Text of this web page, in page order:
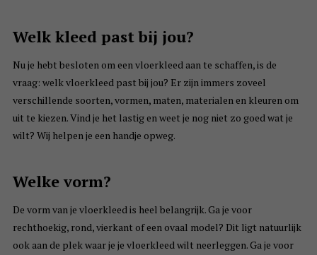
Welk kleed past bij jou?
Nu je hebt besloten om een vloerkleed aan te schaffen, is de
vraag: welk vloerkleed past bij jou? Er zijn immers zoveel
verschillende soorten, vormen, maten, materialen en kleuren om
uit te kiezen. Vind je het lastig en weet je nog niet zo goed wat je
wilt? Wij helpen je een handje opweg.
Welke vorm?
De vorm van je vloerkleed is heel belangrijk. Ga je voor
rechthoekig, rond, vierkant of een ovaal model? Dit ligt natuurlijk
ook aan de plek waar je je vloerkleed wilt neerleggen. Ga je voor